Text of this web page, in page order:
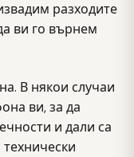
разходите
ви го върнем
В някои случаи
ви, за да
и дали са